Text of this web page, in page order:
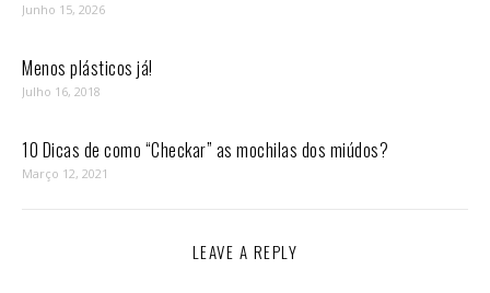
Junho 15, 2026
Menos plásticos já!
Julho 16, 2018
10 Dicas de como “Checkar” as mochilas dos miúdos?
Março 12, 2021
LEAVE A REPLY